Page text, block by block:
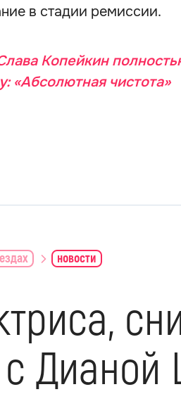
в стадии ремиссии.
Копейкин
«Абсолютная чистота»
новости
с